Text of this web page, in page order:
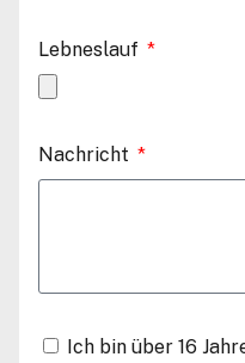
Lebneslauf
Nachricht
Ich bin über 16